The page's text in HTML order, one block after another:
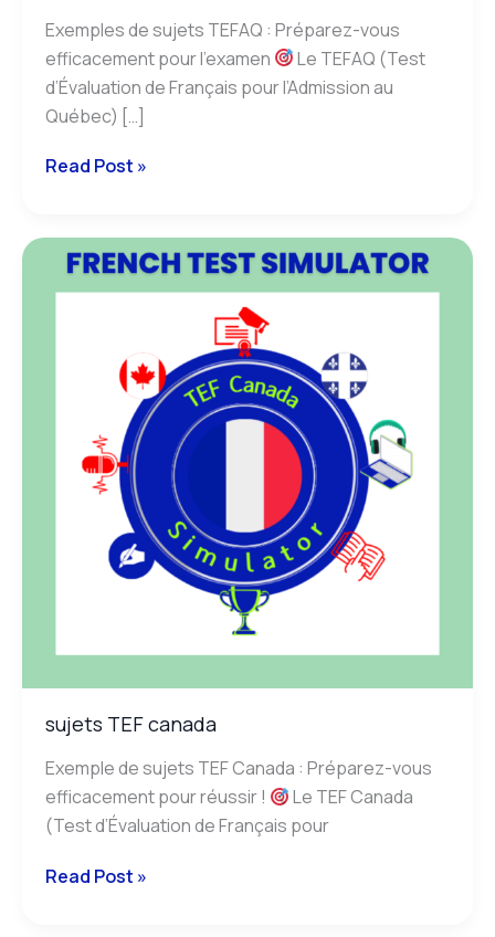
Exemples de sujets TEFAQ : Préparez-vous
efficacement pour l’examen
Le TEFAQ (Test
d’Évaluation de Français pour l’Admission au
Québec) […]
Read Post »
sujets TEF canada
Exemple de sujets TEF Canada : Préparez-vous
efficacement pour réussir !
Le TEF Canada
(Test d’Évaluation de Français pour
sujets
TEF
Read Post »